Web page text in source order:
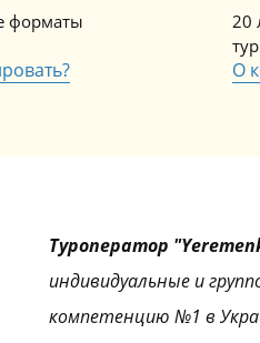
форматы
20
О
Туроператор
индивидуальные и
компетенцию №1 в